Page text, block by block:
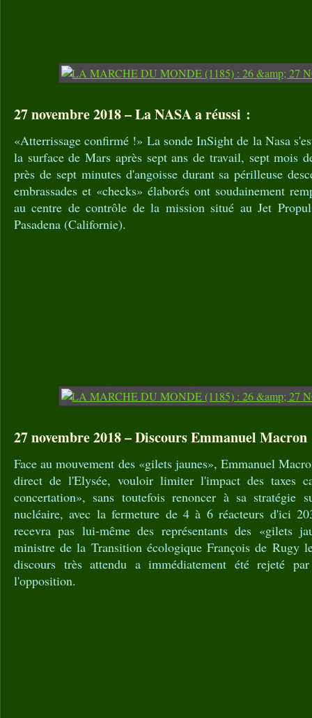
27 novembre 2018 – La NASA a réussi :
«Atterrissage confirmé !» La sonde InSight de la Nasa
la surface de Mars après sept ans de travail, sept mois
près de sept minutes d'angoisse durant sa périlleuse
embrassades et «checks» élaborés ont soudainement
au centre de contrôle de la mission situé au Jet
Pasadena (Californie).
27 novembre 2018 – Discours Emmanuel
Face au mouvement des «gilets jaunes», Emmanuel
direct de l'Elysée, vouloir limiter l'impact des taxes
concertation», sans toutefois renoncer à sa stratégie
nucléaire, avec la fermeture de 4 à 6 réacteurs d'ici
recevra pas lui-même des représentants des «gilets
ministre de la Transition écologique François de Rugy
discours très attendu a immédiatement été rejeté
l'opposition.